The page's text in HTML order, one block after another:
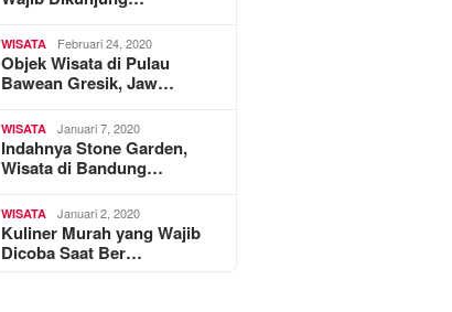
WISATA Februari 24, 2020
Objek Wisata di Pulau
Bawean Gresik, Jaw…
WISATA Januari 7, 2020
Indahnya Stone Garden,
Wisata di Bandung…
WISATA Januari 2, 2020
Kuliner Murah yang Wajib
Dicoba Saat Ber…